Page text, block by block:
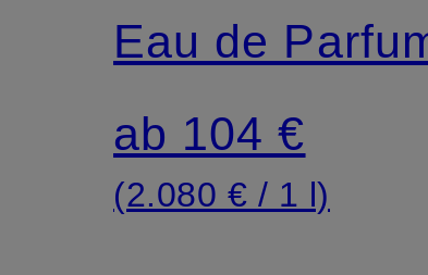
Eau de
ab 104 €
(2.080 € / 1 l)